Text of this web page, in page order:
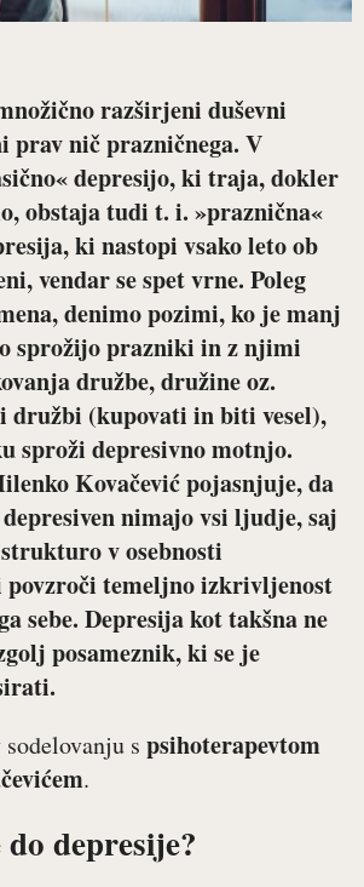
razširjeni duševni
prav nič prazničnega. V
depresijo, ki traja, dokler
obstaja tudi t. i. »praznična«
ki nastopi vsako leto ob
vendar se spet vrne. Poleg
denimo pozimi, ko je manj
sprožijo prazniki in z njimi
družbe, družine oz.
družbi (kupovati in biti vesel),
sproži depresivno motnjo.
Kovačević pojasnjuje, da
nimajo vsi ljudje, saj
v osebnosti
povzroči temeljno izkrivljenost
sebe. Depresija kot takšna ne
posameznik, ki se je
sodelovanju s psihoterapevtom
.
depresije?